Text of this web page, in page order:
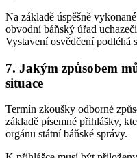
Na základě úspěšně
obvodní báňský úřad
Vystavení osvědčení podléhá
7. Jakým způsobem
situace
Termín zkoušky odborné
základě písemné přihlášky,
orgánu státní báňské správy.